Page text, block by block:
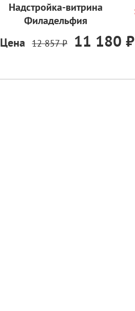
Надстройка-витрина
Филадельфия
Цена 12 857 ₽ 11 180 ₽